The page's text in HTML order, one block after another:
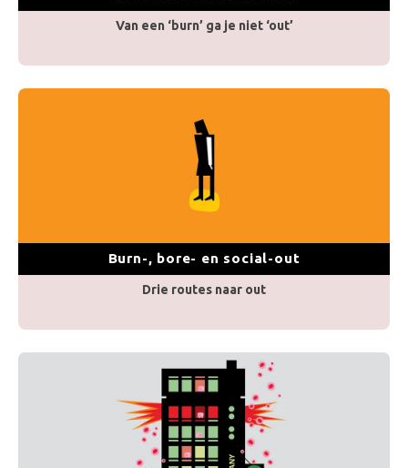
Van een ‘burn’ ga je niet ‘out’
Burn-, bore- en social-out
Drie routes naar out